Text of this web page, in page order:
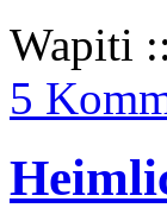
Wapiti
5